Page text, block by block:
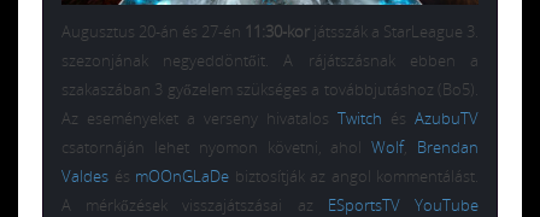
Augusztus 20-án és 27-én 11:30-kor játsszák a StarLeague 3.
szezonjának negyeddöntőit. A rájátszásnak ebben a
szakaszában 3 győzelem szükséges a továbbjutáshoz (Bo5).
Az eseményeket a verseny hivatalos Twitch és AzubuTV
csatornáján lehet nyomon követni, aholWolf, Brendan
Valdes és mOOnGLaDe biztosítják az angol kommentálást.
A mérkőzések visszajátszásai az ESportsTV YouTube